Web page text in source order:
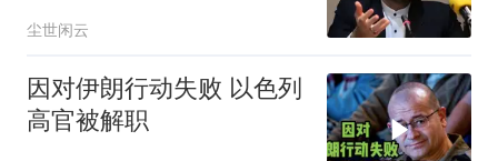
尘世闲云
因对伊朗行动失败 以色列
高官被解职